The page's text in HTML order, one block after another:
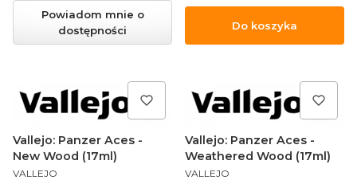
Powiadom mnie o
dostępności
Do koszyka
Vallejo: Panzer Aces -
New Wood (17ml)
PRODUCENT
VALLEJO
Vallejo: Panzer Aces -
Weathered Wood (17ml)
PRODUCENT
VALLEJO